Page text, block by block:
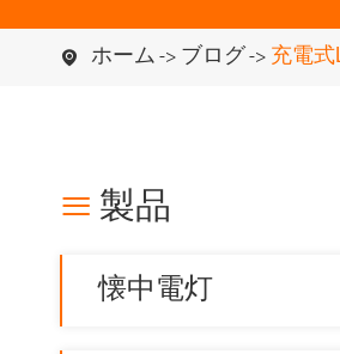
アウトドア
北米
 ホーム ブログ 充電式
 製品
懐中電灯